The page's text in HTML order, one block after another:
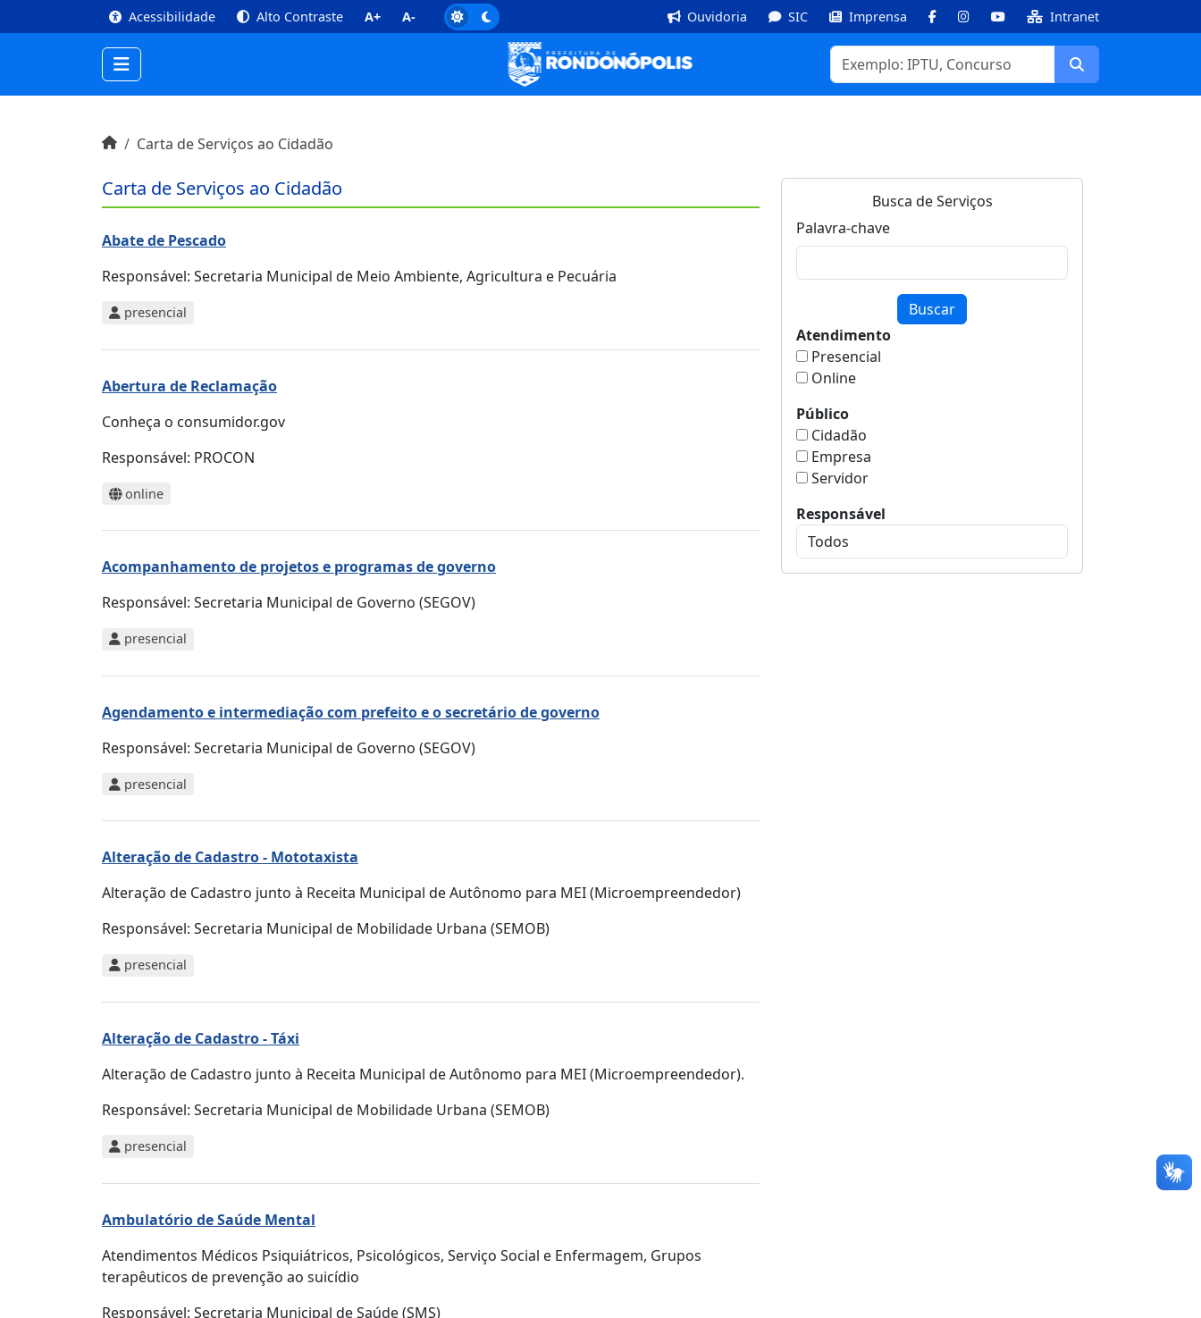
Conteúdo [1] Menu Principal [2] Busca [3] Rodapé [4]
Acessibilidade Alto Contraste A+ A- Ouvidoria SIC Imprensa FacebookInstagramYoutube Intranet
Buscar
Início do conteúdoInícioCarta de Serviços ao Cidadão
Busca de Serviços
Palavra-chave
Buscar
Atendimento
Presencial
Online
Público
Cidadão
Empresa
Servidor
Responsável
Carta de Serviços ao Cidadão
Abate de Pescado
Responsável: Secretaria Municipal de Meio Ambiente, Agricultura e Pecuária
presencial
Abertura de Reclamação
Conheça o consumidor.gov
Responsável: PROCON
online
Acompanhamento de projetos e programas de governo
Responsável: Secretaria Municipal de Governo (SEGOV)
presencial
Agendamento e intermediação com prefeito e o secretário de governo
Responsável: Secretaria Municipal de Governo (SEGOV)
presencial
Alteração de Cadastro - Mototaxista
Alteração de Cadastro junto à Receita Municipal de Autônomo para MEI (Microempreendedor)
Responsável: Secretaria Municipal de Mobilidade Urbana (SEMOB)
presencial
Alteração de Cadastro - Táxi
Alteração de Cadastro junto à Receita Municipal de Autônomo para MEI (Microempreendedor).
Responsável: Secretaria Municipal de Mobilidade Urbana (SEMOB)
presencial
Ambulatório de Saúde Mental
Atendimentos Médicos Psiquiátricos, Psicológicos, Serviço Social e Enfermagem, Grupos
terapêuticos de prevenção ao suicídio
Responsável: Secretaria Municipal de Saúde (SMS)